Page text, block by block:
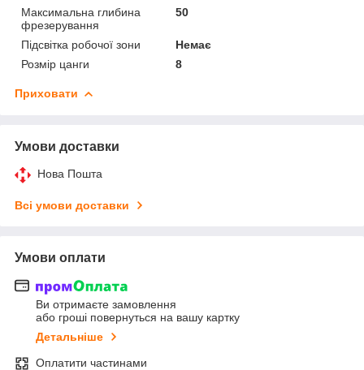
Максимальна глибина
фрезерування
50
Підсвітка робочої зони
Немає
Розмір цанги
8
Приховати
Умови доставки
Нова Пошта
Всі умови доставки
Умови оплати
Ви отримаєте замовлення
або гроші повернуться на вашу картку
Детальніше
Оплатити частинами